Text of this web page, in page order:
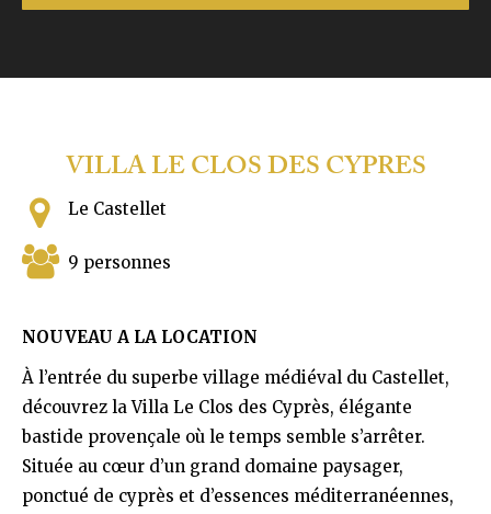
VILLA LE CLOS DES CYPRES
Le Castellet
9 personnes
NOUVEAU A LA LOCATION
À l’entrée du superbe village médiéval du Castellet,
découvrez la Villa Le Clos des Cyprès, élégante
bastide provençale où le temps semble s’arrêter.
Située au cœur d’un grand domaine paysager,
ponctué de cyprès et d’essences méditerranéennes,